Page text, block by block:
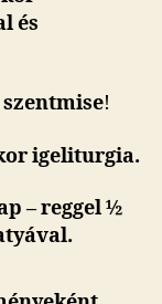
és
!
igeliturgia.
– reggel ½